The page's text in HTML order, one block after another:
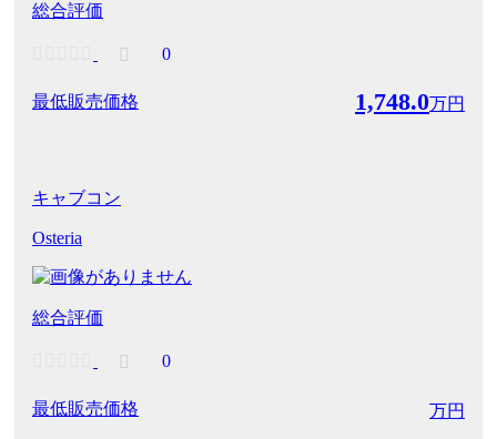
総合評価
0
最低販売価格 1,748.0万円
キャブコン
Osteria
総合評価
0
最低販売価格 万円